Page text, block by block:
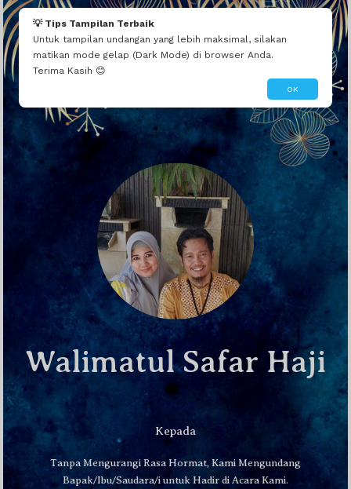
💡 Tips Tampilan Terbaik
Untuk tampilan undangan yang lebih maksimal, silakan
matikan mode gelap (Dark Mode) di browser Anda.
Terima Kasih 😊
OK
Walimatul Safar Haji
Kepada
Tanpa Mengurangi Rasa Hormat, Kami Mengundang
Bapak/Ibu/Saudara/i untuk Hadir di Acara Kami.